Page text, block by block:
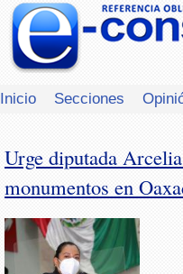
Inicio Secciones
Urge diputada
monumentos en